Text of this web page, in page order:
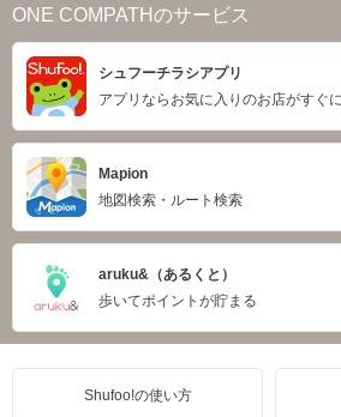
ONE COMPATHのサービス
シュフーチラシアプリ
アプリならお気に入りのお店がすぐ
Mapion
地図検索・ルート検索
aruku&（あるくと）
歩いてポイントが貯まる
Shufoo!の使い方